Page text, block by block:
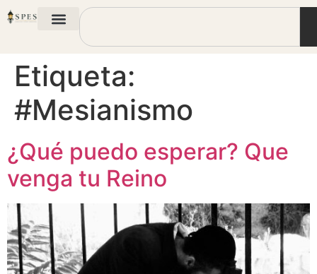
Etiqueta:
#Mesianismo
¿Qué puedo esperar? Que
venga tu Reino